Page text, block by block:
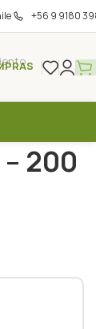
+56 9 9180
200